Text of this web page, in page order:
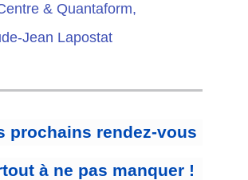
& Quantaform,
Jean Lapostat
prochains rendez-vous
à ne pas manquer !